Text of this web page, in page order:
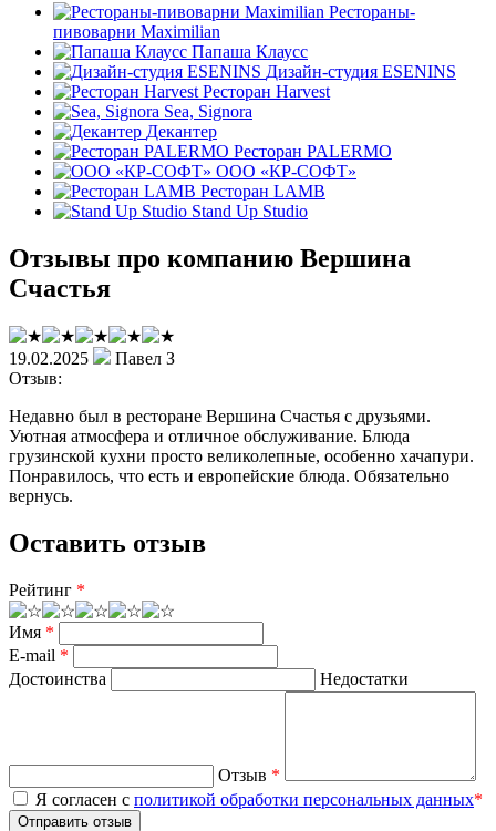
Рестораны-
пивоварни Maximilian
Папаша Клаусс
Дизайн-студия ESENINS
Ресторан Harvest
Sea, Signora
Декантер
Ресторан PALERMO
ООО «КР-СОФТ»
Ресторан LAMB
Stand Up Studio
Отзывы про компанию Вершина
Счастья
19.02.2025
Павел З
Отзыв:
Недавно был в ресторане Вершина Счастья с друзьями.
Уютная атмосфера и отличное обслуживание. Блюда
грузинской кухни просто великолепные, особенно хачапури.
Понравилось, что есть и европейские блюда. Обязательно
вернусь.
Оставить отзыв
Рейтинг *
Имя *
E-mail *
Достоинства
Недостатки
Отзыв *
Я согласен с политикой обработки персональных данных*
Отправить отзыв